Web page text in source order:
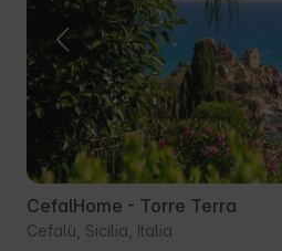
CefalHome - Torre Terra
Cefalù, Sicilia, Italia